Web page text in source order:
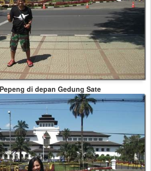
di depan Gedung Sate